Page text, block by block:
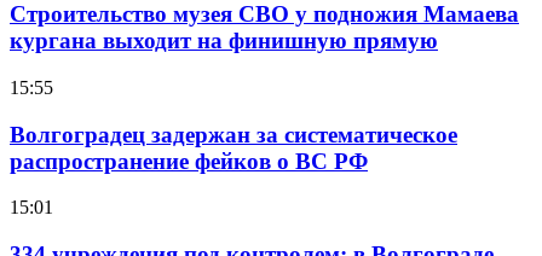
Строительство музея СВО у подножия Мамаева
кургана выходит на финишную прямую
15:55
Волгоградец задержан за систематическое
распространение фейков о ВС РФ
15:01